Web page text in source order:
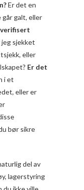
Er det en
går galt, eller
jeg sjekket
eller
Er det
i et
eller er
bør sikre
del av
lagerstyring